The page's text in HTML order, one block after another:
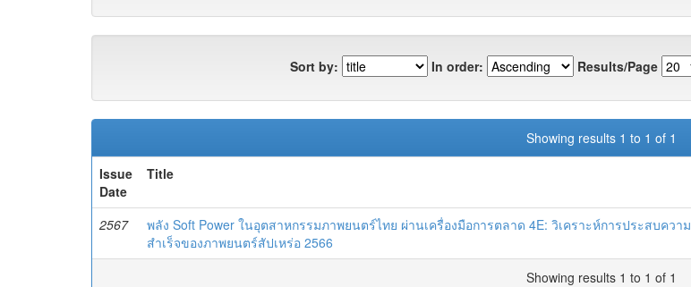
Sort by: In order: Results/Page
Showing results 1 to 1 of 1
Issue
Date
Title
2567
พลัง Soft Power ในอุตสาหกรรมภาพยนตร์ไทย ผ่านเครื่องมือการตลาด 4E: วิเคราะห์การประสบความ
สำเร็จของภาพยนตร์สัปเหร่อ 2566
Showing results 1 to 1 of 1